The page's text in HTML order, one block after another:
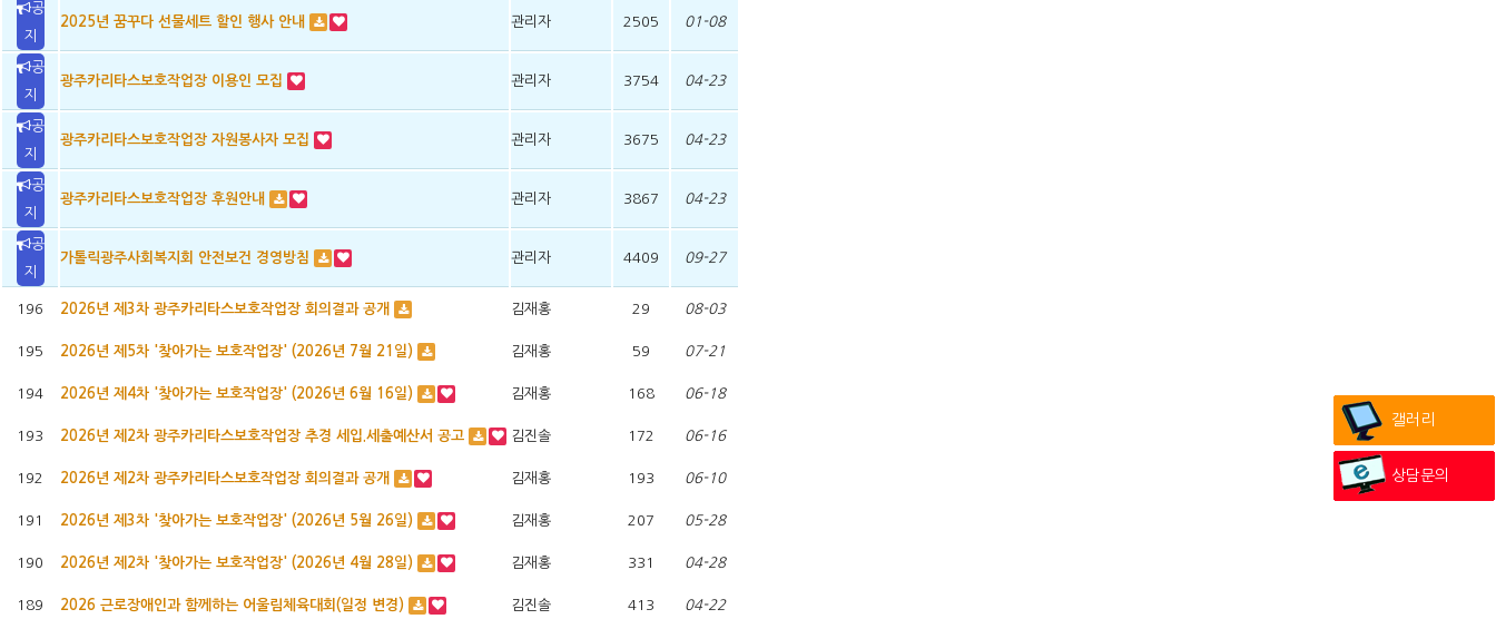
갤러리
상담문의
공
지
2025년 꿈꾸다 선물세트 할인 행사 안내 관리자 2505 01-08
공
지
광주카리타스보호작업장 이용인 모집 관리자 3754 04-23
공
지
광주카리타스보호작업장 자원봉사자 모집 관리자 3675 04-23
공
지
광주카리타스보호작업장 후원안내 관리자 3867 04-23
공
지
가톨릭광주사회복지회 안전보건 경영방침 관리자 4409 09-27
196 2026년 제3차 광주카리타스보호작업장 회의결과 공개 김재홍 29 08-03
195 2026년 제5차 '찾아가는 보호작업장' (2026년 7월 21일) 김재홍 59 07-21
194 2026년 제4차 '찾아가는 보호작업장' (2026년 6월 16일) 김재홍 168 06-18
193 2026년 제2차 광주카리타스보호작업장 추경 세입.세출예산서 공고 김진솔 172 06-16
192 2026년 제2차 광주카리타스보호작업장 회의결과 공개 김재홍 193 06-10
191 2026년 제3차 '찾아가는 보호작업장' (2026년 5월 26일) 김재홍 207 05-28
190 2026년 제2차 '찾아가는 보호작업장' (2026년 4월 28일) 김재홍 331 04-28
189 2026 근로장애인과 함께하는 어울림체육대회(일정 변경) 김진솔 413 04-22